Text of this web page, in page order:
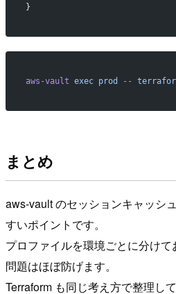
}
aws-vault exec prod --
まとめ
aws-vault のセッションキャッシ
すいポイントです。
プロファイルを環境ごとに分け
問題はほぼ防げます。
Terraform も同じ考え方で整理し